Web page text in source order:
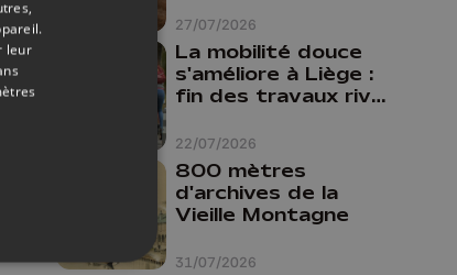
27/07/2026
province de Liège :
"Un citoyen qui
n'est formé ne
peut pas nous
aider"
22/07/2026
La mobilité douce
s'améliore à Liège :
fin des travaux rive
cyclo-piétonnes
Avroy et
Guillemins...
31/07/2026
800 mètres
d'archives de la
Vieille Montagne
leur